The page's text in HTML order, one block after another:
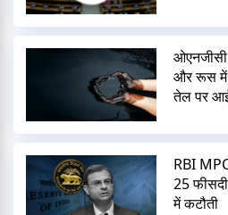
ओएनजीसी
और रूस में
तेल पर
RBI
25
में कटौती